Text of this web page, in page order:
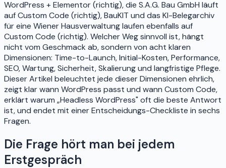
WordPress + Elementor (richtig), die S.A.G. Bau GmbH läuft
auf Custom Code (richtig), BauKIT und das KI-Belegarchiv
für eine Wiener Hausverwaltung laufen ebenfalls auf
Custom Code (richtig). Welcher Weg sinnvoll ist, hängt
nicht vom Geschmack ab, sondern von acht klaren
Dimensionen: Time-to-Launch, Initial-Kosten, Performance,
SEO, Wartung, Sicherheit, Skalierung und langfristige Pflege.
Dieser Artikel beleuchtet jede dieser Dimensionen ehrlich,
zeigt klar wann WordPress passt und wann Custom Code,
erklärt warum „Headless WordPress" oft die beste Antwort
ist, und endet mit einer Entscheidungs-Checkliste in sechs
Fragen.
Die Frage hört man bei jedem
Erstgespräch